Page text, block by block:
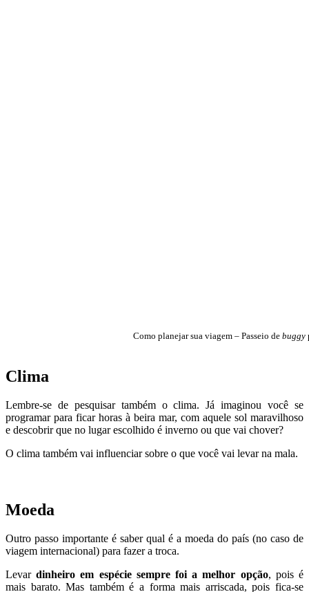
Como planejar sua viagem – Passeio de buggy
Clima
Lembre-se de pesquisar também o clima. Já imaginou você se
programar para ficar horas à beira mar, com aquele sol maravilhoso
e descobrir que no lugar escolhido é inverno ou que vai chover?
O clima também vai influenciar sobre o que você vai levar na mala.
Moeda
Outro passo importante é saber qual é a moeda do país (no caso de
viagem internacional) para fazer a troca.
Levardinheiro em espécie sempre foi a melhor opção, pois é
mais barato. Mas também é a forma mais arriscada, pois fica-se